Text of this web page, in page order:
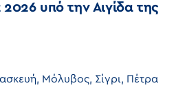
υπό την Αιγίδα της
Μόλυβος, Σίγρι, Πέτρα